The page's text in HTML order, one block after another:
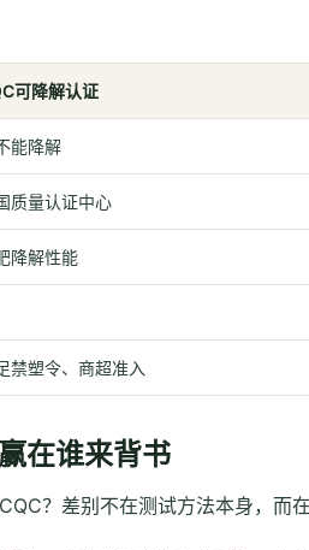
可降解认证
能降解
质量认证中心
降解性能
禁塑令、商超准入
在谁来背书
？差别不在测试方法本身，而